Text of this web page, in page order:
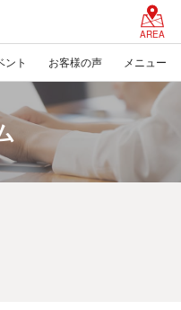
AREA
ント お客様の声 メニュー